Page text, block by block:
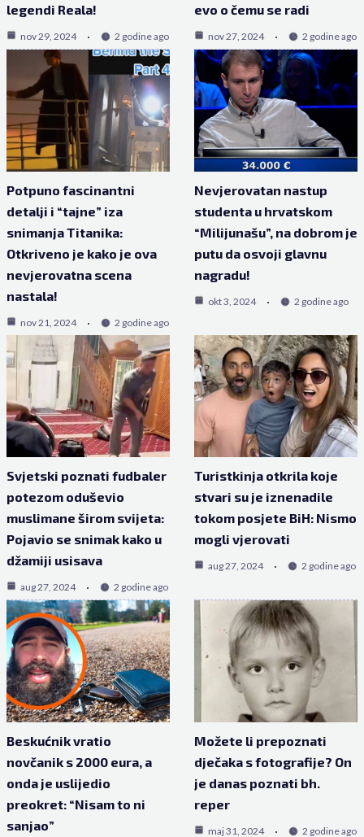
legendi Reala!
nov 29, 2024 2 godine ago
evo o čemu se radi
nov 27, 2024 2 godine ago
Potpuno fascinantni
detalji i “tajne” iza
snimanja Titanika:
Otkriveno je kako je ova
nevjerovatna scena
nastala!
nov 21, 2024 2 godine ago
Nevjerovatan nastup
studenta u hrvatskom
“Milijunašu”, na dobrom je
putu da osvoji glavnu
nagradu!
okt 3, 2024 2 godine ago
Svjetski poznati fudbaler
potezom oduševio
muslimane širom svijeta:
Pojavio se snimak kako u
džamiji usisava
aug 27, 2024 2 godine ago
Turistkinja otkrila koje
stvari su je iznenadile
tokom posjete BiH: Nismo
mogli vjerovati
aug 27, 2024 2 godine ago
Beskućnik vratio
novčanik s 2000 eura, a
onda je uslijedio
preokret: “Nisam to ni
sanjao”
Možete li prepoznati
dječaka s fotografije? On
je danas poznati bh.
reper
maj 31, 2024 2 godine ago